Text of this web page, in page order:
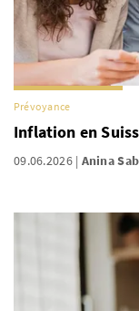
Prévoyance
Inflation en
09.06.2026 Anina